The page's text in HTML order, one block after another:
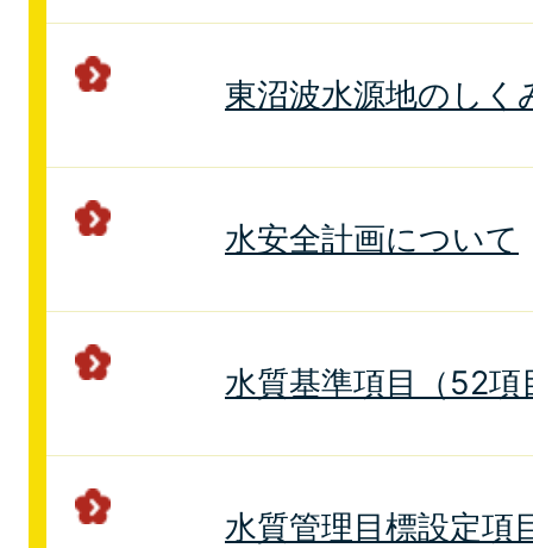
東沼波水源地のしく
水安全計画について
水質基準項目（52項
水質管理目標設定項